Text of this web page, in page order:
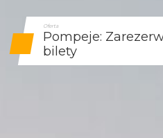
Oferta
Pompeje:
bilety